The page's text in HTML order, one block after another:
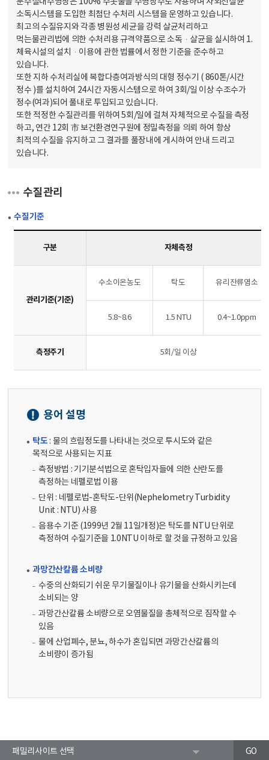
소독시스템을 도입한 최첨단 수처리 시스템을 운영하고 있습니다.
최고의 수질유지와 각종 병원성 세균을 강력 살균처리하고
먹는물관리법에 의한 수처리용 규격약품으로 소독·살균을 실시하여 1.
체육시설의 설치·이용에 관한 법률에서 정한 기준을 준수하고
있습니다.
또한 지하 수처리실에 복합다층여과방식의 대형 정수기 ( 860톤/시간
정수 )를 설치하여 24시간 자동시스템으로 하여 3회/일 이상 수조수가
정수(여과)되어 풀내로 투입되고 있습니다.
또한 적정한 수질관리를 위하여 5회/일에 걸쳐 자체적으로 수질을 측정
하고, 연간 12회 市 보건환경연구원에 정밀측정을 의뢰 하여 항상
최적의 수질을 유지하고 그 결과를 풀장내에 게시하여 안내 드리고
있습니다.
수질관리
수질기준
구분 자체측정
관리기준(기준)
수소이온농도 탁도 유리잔류염소
5.8~8.6 1.5 NTU 0.4~1.0ppm
측정주기 5회/일 이상
용어 설명
탁도: 물의 흐림정도를 나타내는 것으로 투시도와 같은
목적으로 사용되는 지표
측정방법 : 기기분석법으로 혼탁입자들에 의한 산란도를
측정하는 네펠로법 이용
단위 : 네펠로법-혼탁도-단위(Nephelometry Turbidity
Unit : NTU) 사용
음용수 기준 (1999년 2월 11일개정)은 탁도를 NTU 단위로
측정하여 수질기준을 1.0NTU 이하로 할 것을 규정하고 있음
과망간산칼륨 소비량
수중의 산화되기 쉬운 무기물질이나 유기물을 산화시키는데
소비되는 양
과망간산칼륨 소비량으로 오염물질을 총체적으로 짐작할 수
있음
물에 산업폐수, 분뇨, 하수가 혼입되면 과망간산칼륨의
소비량이 증가됨